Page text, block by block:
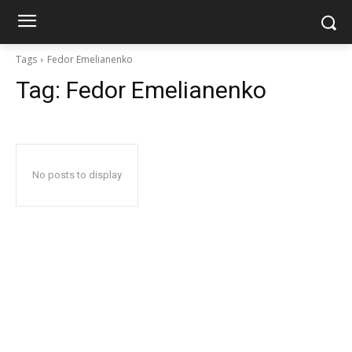
Tags Fedor Emelianenko
Tag: Fedor Emelianenko
No posts to display